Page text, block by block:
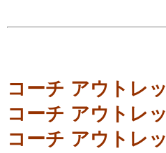
コーチ アウトレ
コーチ アウトレ
コーチ アウトレ